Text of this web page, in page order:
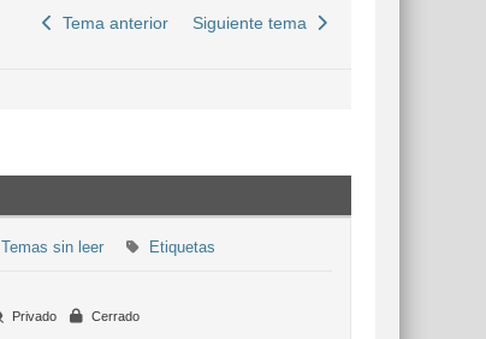
Tema anterior Siguiente tema
Temas sin leer Etiquetas
Privado Cerrado